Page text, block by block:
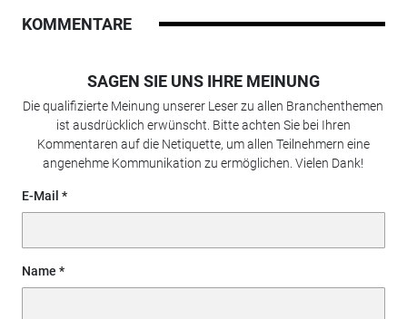
KOMMENTARE
SAGEN SIE UNS IHRE MEINUNG
Die qualifizierte Meinung unserer Leser zu allen Branchenthemen
ist ausdrücklich erwünscht. Bitte achten Sie bei Ihren
Kommentaren auf die Netiquette, um allen Teilnehmern eine
angenehme Kommunikation zu ermöglichen. Vielen Dank!
E-Mail
Name